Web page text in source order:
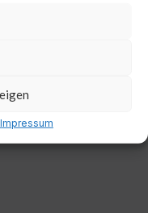
Impressum